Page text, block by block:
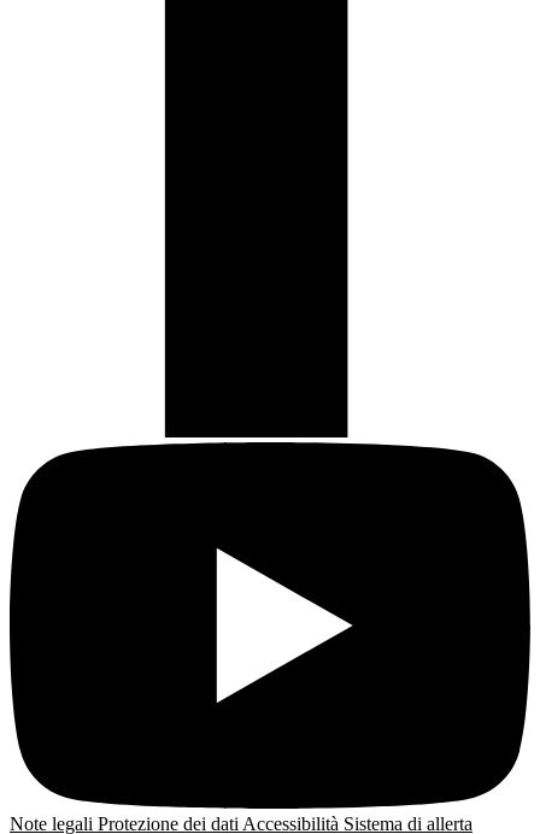
Note legali Protezione dei dati Accessibilità Sistema di allerta